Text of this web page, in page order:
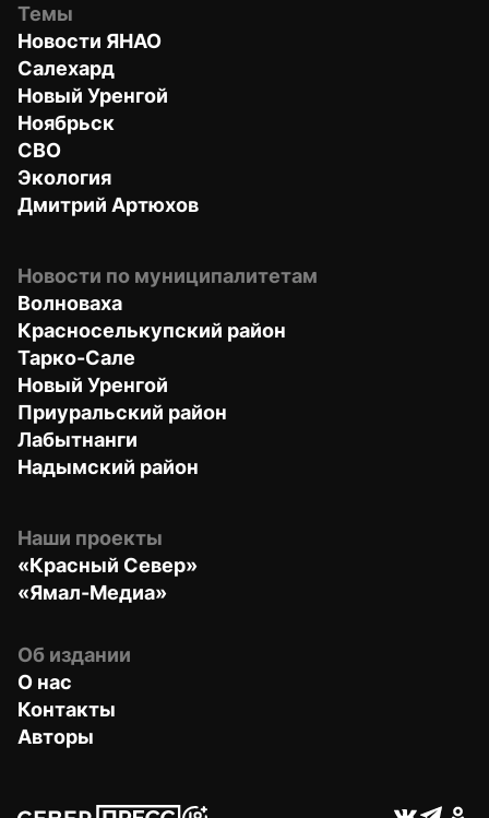
Темы
Новости ЯНАО
Салехард
Новый Уренгой
Ноябрьск
СВО
Экология
Дмитрий Артюхов
Новости по муниципалитетам
Волноваха
Красноселькупский район
Тарко-Сале
Новый Уренгой
Приуральский район
Лабытнанги
Надымский район
Наши проекты
«Красный Север»
«Ямал-Медиа»
Об издании
О нас
Контакты
Авторы